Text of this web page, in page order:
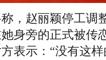
， 赵丽颖停工调
身旁的正式被传
表示：“没有这